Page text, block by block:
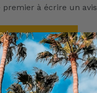
premier à écrire un avis
Écrire un avis